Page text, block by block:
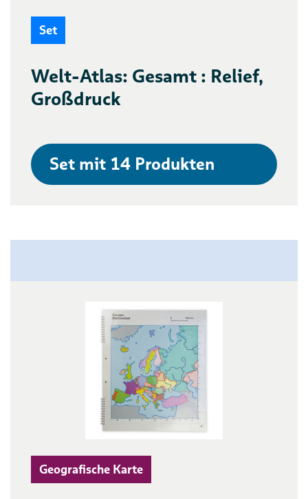
Set
Welt-Atlas: Gesamt : Relief,
Großdruck
Set mit 14 Produkten
Geografische Karte